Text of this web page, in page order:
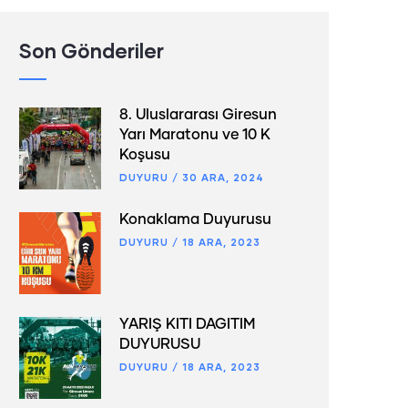
Son Gönderiler
8. Uluslararası Giresun
Yarı Maratonu ve 10 K
Koşusu
DUYURU / 30 ARA, 2024
Konaklama Duyurusu
DUYURU / 18 ARA, 2023
YARIŞ KİTİ DAĞITIM
DUYURUSU
DUYURU / 18 ARA, 2023